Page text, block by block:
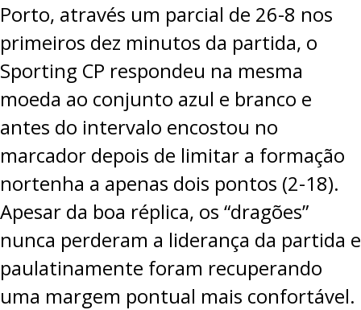
Porto, através um parcial de 26-8 nos
primeiros dez minutos da partida, o
Sporting CP respondeu na mesma
moeda ao conjunto azul e branco e
antes do intervalo encostou no
marcador depois de limitar a formação
nortenha a apenas dois pontos (2-18).
Apesar da boa réplica, os “dragões”
nunca perderam a liderança da partida e
paulatinamente foram recuperando
uma margem pontual mais confortável.